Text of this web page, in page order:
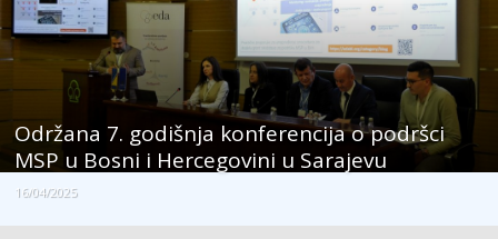
Održana 7. godišnja konferencija o podršci
MSP u Bosni i Hercegovini u Sarajevu
16/04/2025